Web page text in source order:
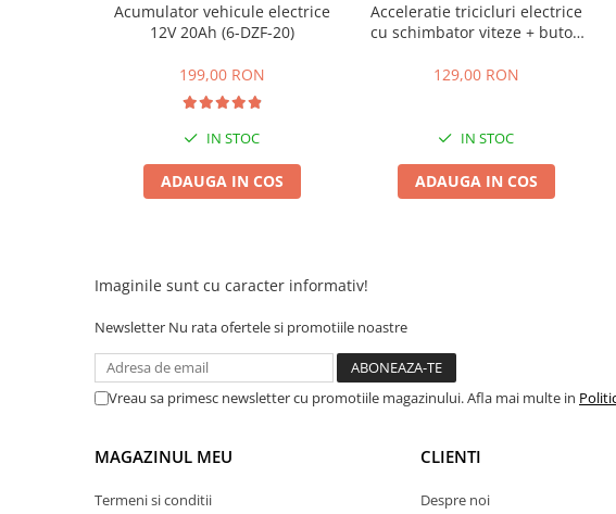
Acumulator vehicule electrice
12V 20Ah (6-DZF-20)
199,00 RON
IN STOC
ADAUGA IN COS
Acceleratie tricicluri electrice
cu schimbator viteze + buton
129,00 RON
IN STOC
ADAUGA IN COS
Imaginile sunt cu caracter informativ!
Newsletter Nu rata ofertele si promotiile noastre
Vreau sa primesc newsletter cu promotiile magazinului. Afla mai multe in
MAGAZINUL MEU
Termeni si conditii
CLIENTI
Despre noi